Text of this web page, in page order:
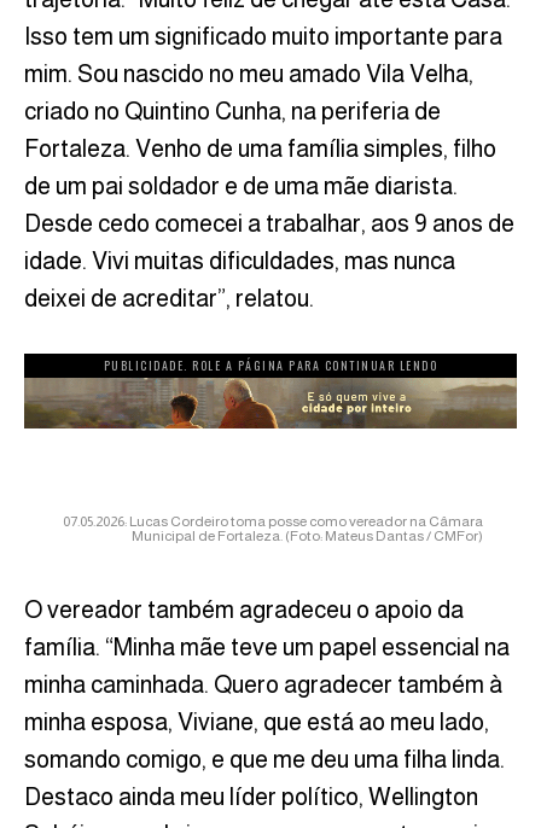
Isso tem um significado muito importante para
mim. Sou nascido no meu amado Vila Velha,
criado no Quintino Cunha, na periferia de
Fortaleza. Venho de uma família simples, filho
de um pai soldador e de uma mãe diarista.
Desde cedo comecei a trabalhar, aos 9 anos de
idade. Vivi muitas dificuldades, mas nunca
deixei de acreditar”, relatou.
PUBLICIDADE. ROLE A PÁGINA PARA CONTINUAR LENDO
07.05.2026: Lucas Cordeiro toma posse como vereador na Câmara
Municipal de Fortaleza. (Foto: Mateus Dantas / CMFor)
O vereador também agradeceu o apoio da
família. “Minha mãe teve um papel essencial na
minha caminhada. Quero agradecer também à
minha esposa, Viviane, que está ao meu lado,
somando comigo, e que me deu uma filha linda.
Destaco ainda meu líder político, Wellington